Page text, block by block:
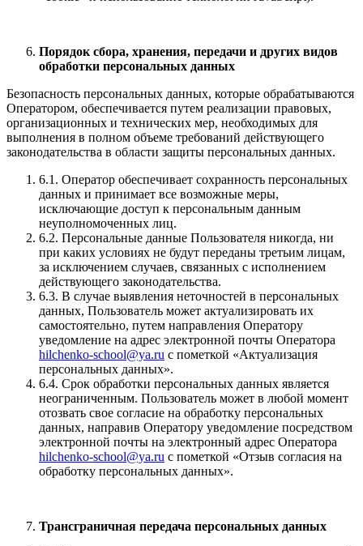
Порядок сбора, хранения, передачи и других видов
обработки персональных данных
Безопасность персональных данных, которые обрабатываются
Оператором, обеспечивается путем реализации правовых,
организационных и технических мер, необходимых для
выполнения в полном объеме требований действующего
законодательства в области защиты персональных данных.
6.1. Оператор обеспечивает сохранность персональных
данных и принимает все возможные меры,
исключающие доступ к персональным данным
неуполномоченных лиц.
6.2. Персональные данные Пользователя никогда, ни
при каких условиях не будут переданы третьим лицам,
за исключением случаев, связанных с исполнением
действующего законодательства.
6.3. В случае выявления неточностей в персональных
данных, Пользователь может актуализировать их
самостоятельно, путем направления Оператору
уведомление на адрес электронной почты Оператора
hilchenko-school@ya.ru с пометкой «Актуализация
персональных данных».
6.4. Срок обработки персональных данных является
неограниченным. Пользователь может в любой момент
отозвать свое согласие на обработку персональных
данных, направив Оператору уведомление посредством
электронной почты на электронный адрес Оператора
hilchenko-school@ya.ru с пометкой «Отзыв согласия на
обработку персональных данных».
Трансграничная передача персональных данных